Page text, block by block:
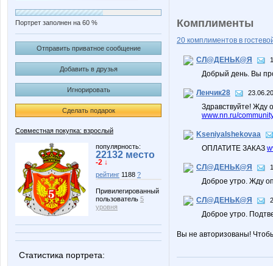
Портрет заполнен на 60 %
Отправить приватное сообщение
Добавить в друзья
Игнорировать
Сделать подарок
Совместная покупка: взрослый
популярность:
22132 место
-2 ↓
рейтинг 1188 ?
Привилегированный
пользователь 5
уровня
Статистика портрета:
Комплименты
20 комплиментов в
СЛ@ДЕНЬК@Я
Добрый день. Вы
Ленчик28
Здравствуйте! Жду
www.nn.ru/
KseniyaIshekovaa
ОПЛАТИТЕ ЗАКАЗ
СЛ@ДЕНЬК@Я
Доброе утро. Жду
СЛ@ДЕНЬК@Я
Доброе утро.
Вы не авторизованы!